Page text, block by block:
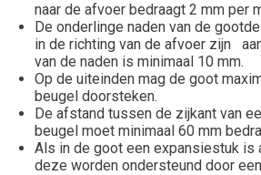
naar de afvoer bedraagt 2 mm per
De onderlinge naden van de
in de richting van de afvoer zijn
van de naden is minimaal 10 mm.
Op de uiteinden mag de goot
beugel doorsteken.
De afstand tussen de zijkant van
beugel moet minimaal 60 mm
Als in de goot een expansiestuk is
deze worden ondersteund door